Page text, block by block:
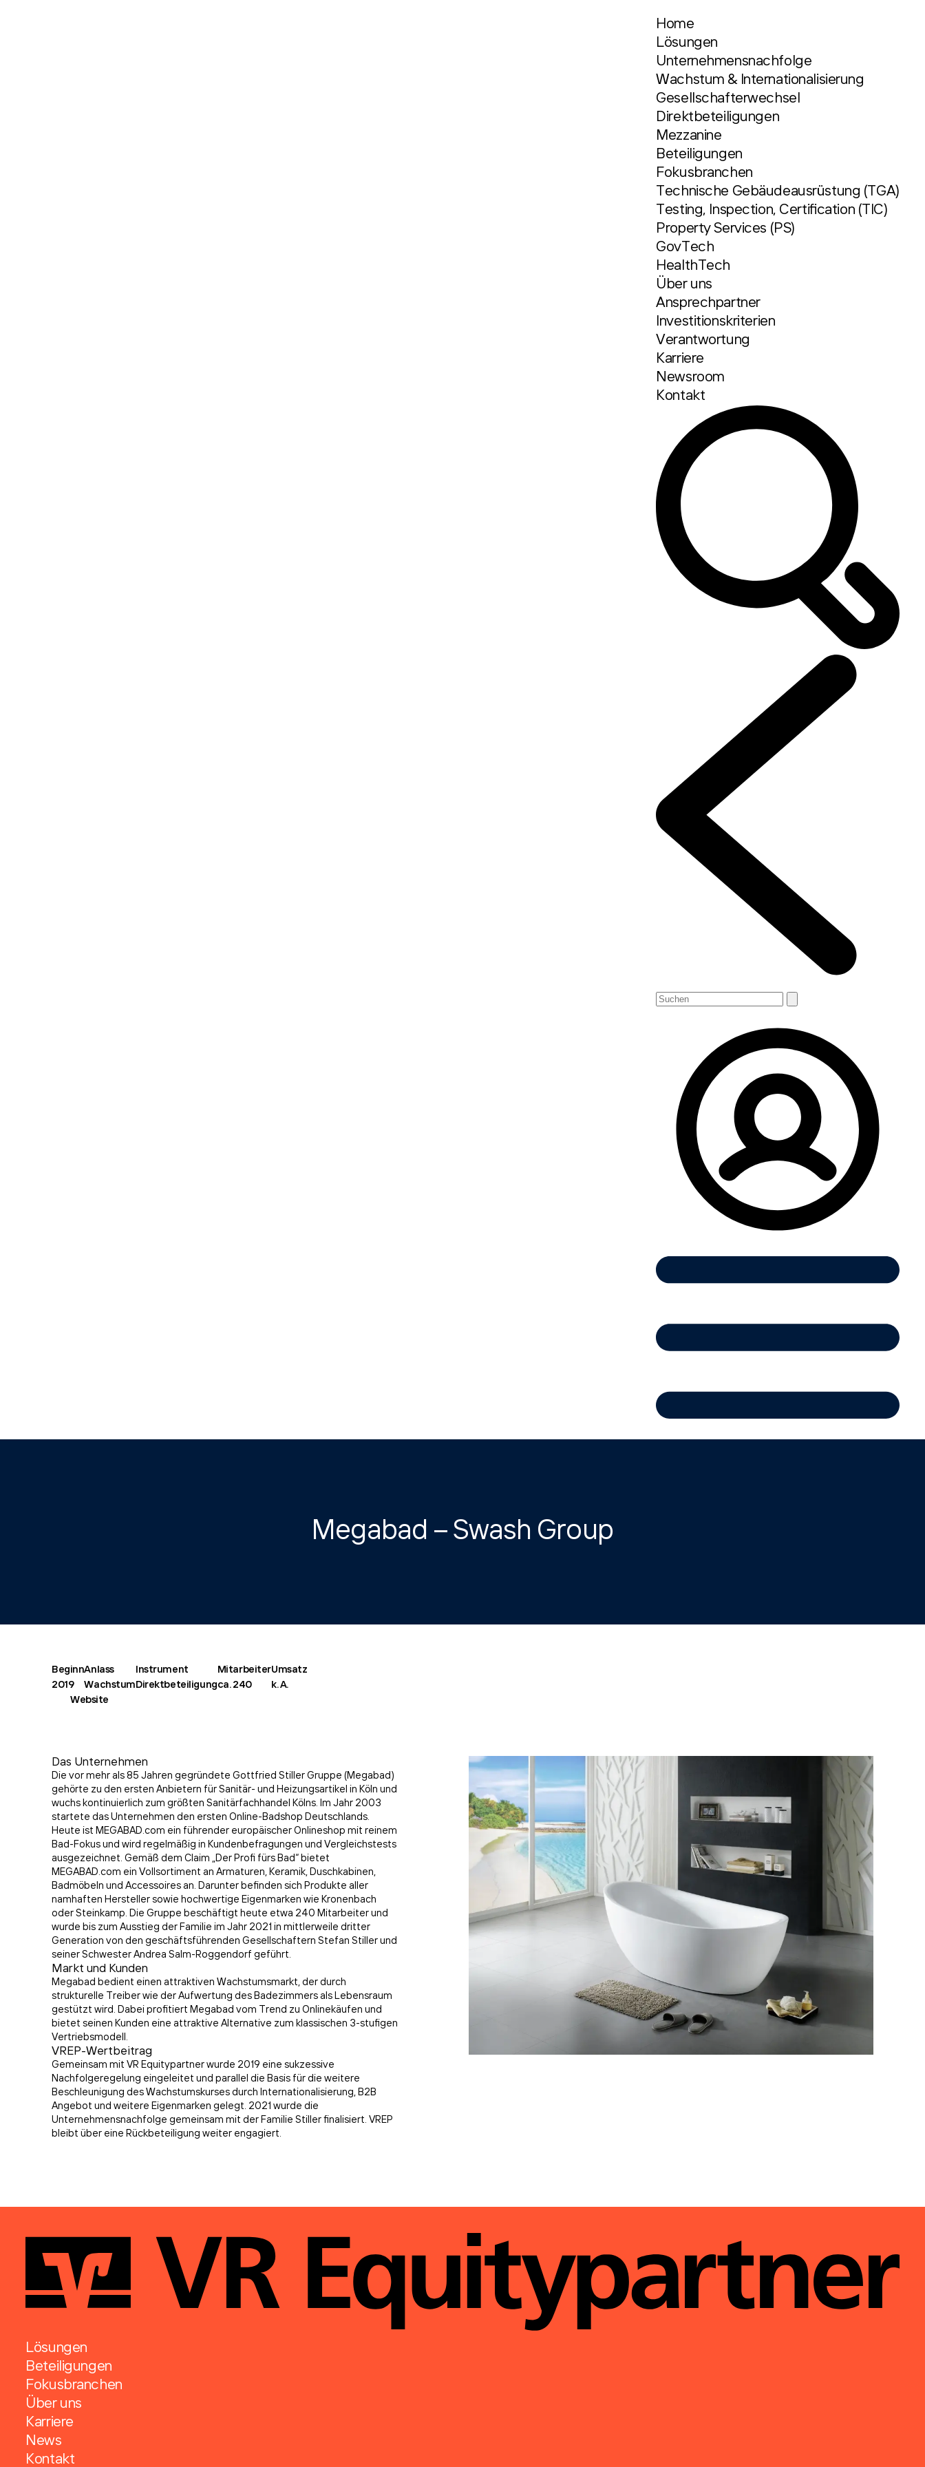
Home
Lösungen
Unternehmensnachfolge
Wachstum & Internationalisierung
Gesellschafterwechsel
Direktbeteiligungen
Mezzanine
Beteiligungen
Fokusbranchen
Technische Gebäudeausrüstung (TGA)
Testing, Inspection, Certification (TIC)
Property Services (PS)
GovTech
HealthTech
Über uns
Ansprechpartner
Investitionskriterien
Verantwortung
Karriere
Newsroom
Kontakt
Megabad – Swash Group
Beginn
2019
Anlass
Wachstum
Instrument
Direktbeteiligung
Mitarbeiter
ca. 240
Umsatz
k. A.
Website
Das Unternehmen
Die vor mehr als 85 Jahren gegründete Gottfried Stiller Gruppe (Megabad)
gehörte zu den ersten Anbietern für Sanitär- und Heizungsartikel in Köln und
wuchs kontinuierlich zum größten Sanitärfachhandel Kölns. Im Jahr 2003
startete das Unternehmen den ersten Online-Badshop Deutschlands.
Heute ist MEGABAD.com ein führender europäischer Onlineshop mit reinem
Bad-Fokus und wird regelmäßig in Kundenbefragungen und Vergleichstests
ausgezeichnet. Gemäß dem Claim „Der Profi fürs Bad“ bietet
MEGABAD.com ein Vollsortiment an Armaturen, Keramik, Duschkabinen,
Badmöbeln und Accessoires an. Darunter befinden sich Produkte aller
namhaften Hersteller sowie hochwertige Eigenmarken wie Kronenbach
oder Steinkamp. Die Gruppe beschäftigt heute etwa 240 Mitarbeiter und
wurde bis zum Ausstieg der Familie im Jahr 2021 in mittlerweile dritter
Generation von den geschäftsführenden Gesellschaftern Stefan Stiller und
seiner Schwester Andrea Salm-Roggendorf geführt.
Markt und Kunden
Megabad bedient einen attraktiven Wachstumsmarkt, der durch
strukturelle Treiber wie der Aufwertung des Badezimmers als Lebensraum
gestützt wird. Dabei profitiert Megabad vom Trend zu Onlinekäufen und
bietet seinen Kunden eine attraktive Alternative zum klassischen 3-stufigen
Vertriebsmodell.
VREP-Wertbeitrag
Gemeinsam mit VR Equitypartner wurde 2019 eine sukzessive
Nachfolgeregelung eingeleitet und parallel die Basis für die weitere
Beschleunigung des Wachstumskurses durch Internationalisierung, B2B
Angebot und weitere Eigenmarken gelegt. 2021 wurde die
Unternehmensnachfolge gemeinsam mit der Familie Stiller finalisiert. VREP
bleibt über eine Rückbeteiligung weiter engagiert.
Lösungen
Beteiligungen
Fokusbranchen
Über uns
Karriere
News
Kontakt